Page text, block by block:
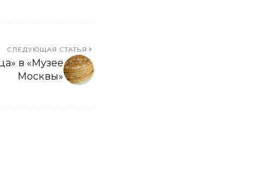
СЛЕДУЮЩАЯ СТАТЬЯ
в «Музее
Москвы»